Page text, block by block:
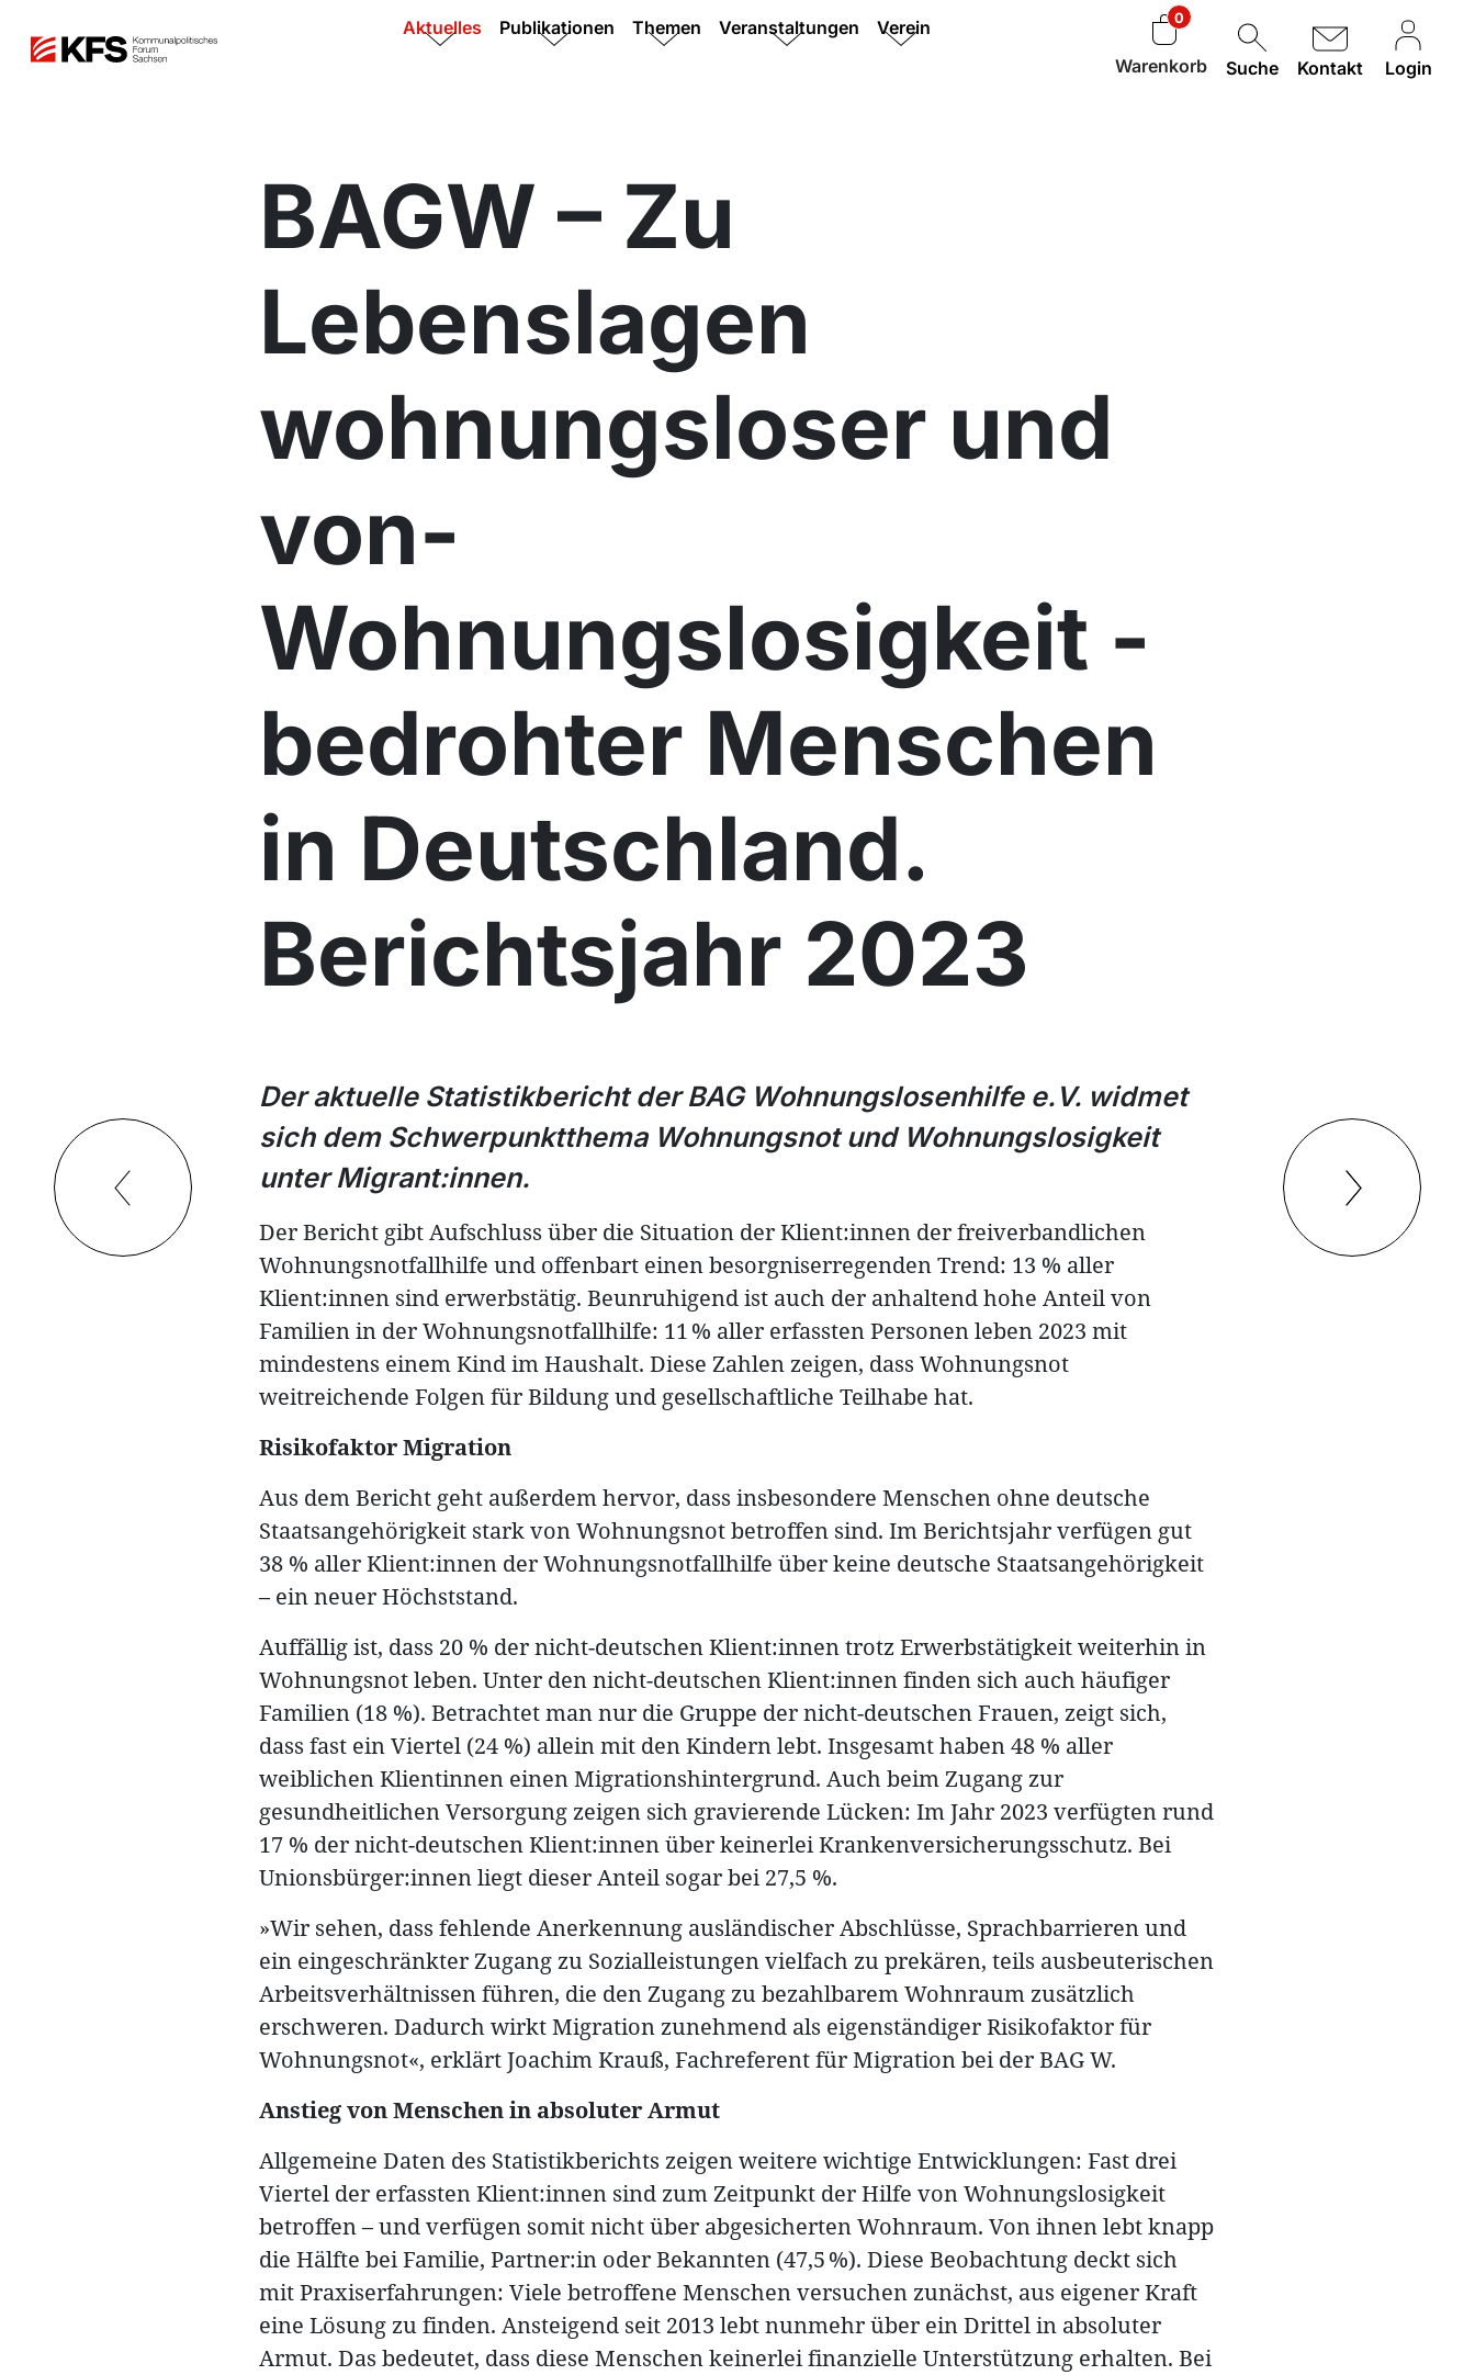
Aktuelles Publikationen Themen Veranstaltungen Verein 0
Warenkorb Suche Kontakt Login
BAGW – Zu
Lebenslagen
wohnungsloser und
von­
Wohnungslosigkeit ­
bedrohter Menschen
in Deutschland.
Berichtsjahr 2023
Der aktuelle Statistikbericht der BAG Wohnungslosenhilfe e.V. widmet
sich dem Schwerpunktthema Wohnungsnot und Wohnungslosigkeit
unter Migrant:innen.
Der Bericht gibt Aufschluss über die Situation der Klient:innen der freiverbandlichen
Wohnungsnotfallhilfe und offenbart einen besorgniserregenden Trend: 13 % aller
Klient:innen sind erwerbstätig. Beunruhigend ist auch der anhaltend hohe Anteil von
Familien in der Wohnungsnotfallhilfe: 11 % aller erfassten Personen leben 2023 mit
mindestens einem Kind im Haushalt. Diese Zahlen zeigen, dass Wohnungsnot
weitreichende Folgen für Bildung und gesellschaftliche Teilhabe hat.
Risikofaktor Migration
Aus dem Bericht geht außerdem hervor, dass insbesondere Menschen ohne deutsche
Staatsangehörigkeit stark von Wohnungsnot betroffen sind. Im Berichtsjahr verfügen gut
38 % aller Klient:innen der Wohnungsnotfallhilfe über keine deutsche Staatsangehörigkeit
– ein neuer Höchststand.
Auffällig ist, dass 20 % der nicht-deutschen Klient:innen trotz Erwerbstätigkeit weiterhin in
Wohnungsnot leben. Unter den nicht-deutschen Klient:innen finden sich auch häufiger
Familien (18 %). Betrachtet man nur die Gruppe der nicht-deutschen Frauen, zeigt sich,
dass fast ein Viertel (24 %) allein mit den Kindern lebt. Insgesamt haben 48 % aller
weiblichen Klientinnen einen Migrationshintergrund. Auch beim Zugang zur
gesundheitlichen Versorgung zeigen sich gravierende Lücken: Im Jahr 2023 verfügten rund
17 % der nicht-deutschen Klient:innen über keinerlei Krankenversicherungsschutz. Bei
Unionsbürger:innen liegt dieser Anteil sogar bei 27,5 %.
»Wir sehen, dass fehlende Anerkennung ausländischer Abschlüsse, Sprachbarrieren und
ein eingeschränkter Zugang zu Sozialleistungen vielfach zu prekären, teils ausbeuterischen
Arbeitsverhältnissen führen, die den Zugang zu bezahlbarem Wohnraum zusätzlich
erschweren. Dadurch wirkt Migration zunehmend als eigenständiger Risikofaktor für
Wohnungsnot«, erklärt Joachim Krauß, Fachreferent für Migration bei der BAG W.
Anstieg von Menschen in absoluter Armut
Allgemeine Daten des Statistikberichts zeigen weitere wichtige Entwicklungen: Fast drei
Viertel der erfassten Klient:innen sind zum Zeitpunkt der Hilfe von Wohnungslosigkeit
betroffen – und verfügen somit nicht über abgesicherten Wohnraum. Von ihnen lebt knapp
die Hälfte bei Familie, Partner:in oder Bekannten (47,5 %). Diese Beobachtung deckt sich
mit Praxiserfahrungen: Viele betroffene Menschen versuchen zunächst, aus eigener Kraft
eine Lösung zu finden. Ansteigend seit 2013 lebt nunmehr über ein Drittel in absoluter
Armut. Das bedeutet, dass diese Menschen keinerlei finanzielle Unterstützung erhalten. Bei